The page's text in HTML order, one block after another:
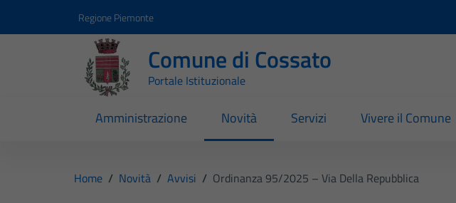
Regione Piemonte
Comune di Cossato
Portale Istituzionale
Amministrazione Novità Servizi Vivere il Comune
Home / Novità / Avvisi / Ordinanza 95/2025 – Via Della Repubblica